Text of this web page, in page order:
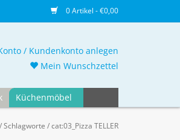
0 Artikel - €0,00
Küchenmöbel
/ Kundenkonto anlegen
Mein Wunschzettel
/Schlagworte /cat:03_Pizza TELLER